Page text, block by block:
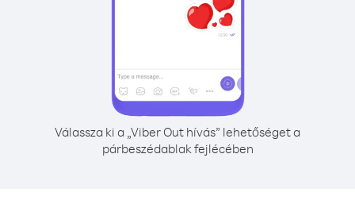
Válassza ki a „Viber Out hívás” lehetőséget a
párbeszédablak fejlécében